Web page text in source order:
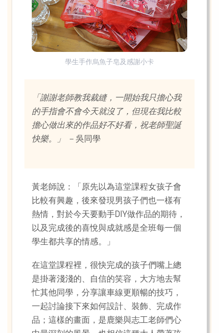
學生手作烏魚子皂及感謝小卡
「謝謝老師教我裁縫，一開始我只擔心我
的手指會不會今天就沒了，但現在我比較
擔心做出來的作品好不好看，祝老師聖誕
快樂。」
－吳同學
黃老師說：「原先以為這堂課程女孩子會
比較有興趣，後來發現男孩子們也一樣有
熱情，對於今天要動手DIY做作品的期待，
以及完成後的喜悅與成就感是全班每一個
學生都共享的情感。」
在這堂課程裡，很快完成的孩子們嘴上總
是掛著淺淺的、自信的笑容，大方地去幫
忙其他同學，分享讓車線更順暢的技巧，
一起討論接下來如何設計、裝飾、完成作
品；這樣的畫面，是鹿樂與志工老師們心